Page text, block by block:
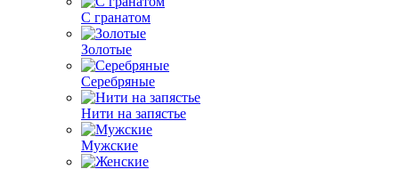
С гранатом
Золотые
Серебряные
Нити на запястье
Мужские